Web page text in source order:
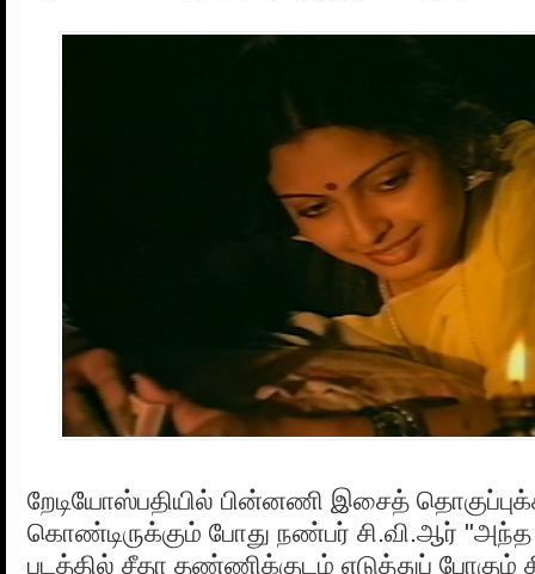
றேடியோஸ்பதியில் பின்னணி இசைத்
கொண்டிருக்கும் போது நண்பர் சி.வி.ஆர்
படத்தில் சீதா தண்ணிக்குடம் எடுத்துப் போகும்